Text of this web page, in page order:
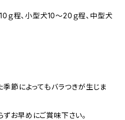
ｇ程、小型犬10〜20ｇ程、中型犬
節によってもバラつきが生じま
お早めにご賞味下さい。